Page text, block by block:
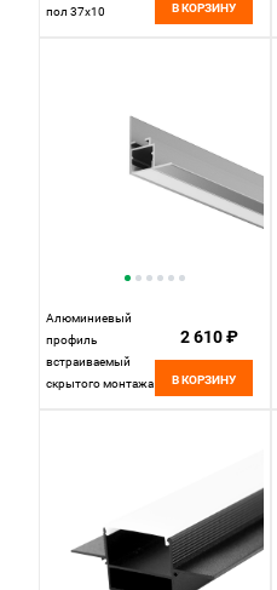
пол 37x10
В КОРЗИНУ
Алюминиевый
профиль
встраиваемый
скрытого монтажа
2 610 ₽
В КОРЗИНУ